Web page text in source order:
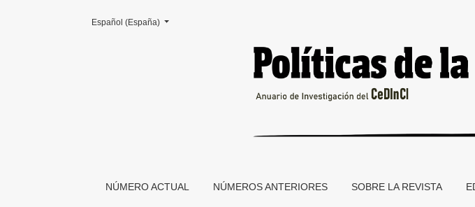
El antifascismo argentino. Selección documental y estudio preliminar de
NÚMERO ACTUAL NÚMEROS ANTERIORES SOBRE LA REVISTA
Cambiar el idioma. El actual es:
Español (España)